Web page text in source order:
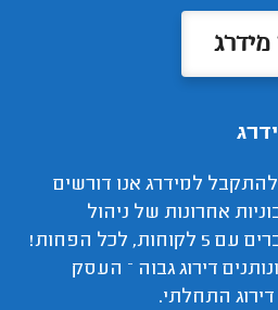
למידרג אנו דורשים
של 10-15 חשבוניות אחרונות של ניהול
חשבונות. מתוכן, אנו מדברים עם 5 לקוחות, לכל הפחות!
דירוג גבוה – העסק
התחלתי.